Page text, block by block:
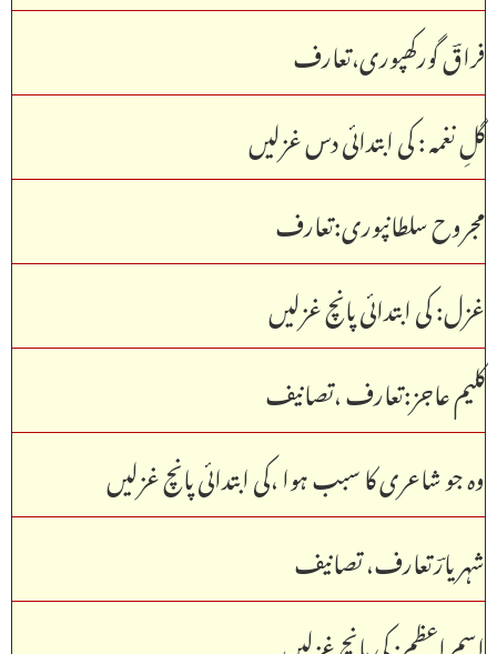
فراقؔ گورکھپوری،تعارف
گلِ نغمہ : کی ابتدائی دس غزلیں
مجروح سلطانپوری:تعارف
غزل: کی ابتدائی پانچ غزلیں
کلیم عاجز:تعارف ،تصانیف
وہ جو شاعری کا سبب ہوا ،کی ابتدائی پانچ غزلیں
شہر یارؔتعارف، تصانیف